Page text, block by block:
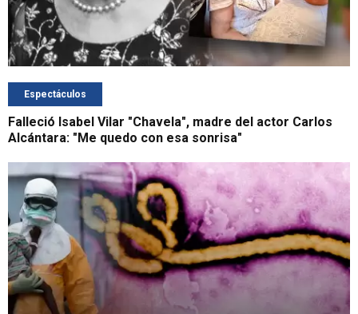
Espectáculos
Falleció Isabel Vilar "Chavela", madre del actor Carlos
Alcántara: "Me quedo con esa sonrisa"